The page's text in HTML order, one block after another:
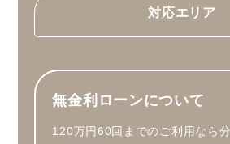
対応エリア
無金利ローンについて
120万円60回までのご利用なら